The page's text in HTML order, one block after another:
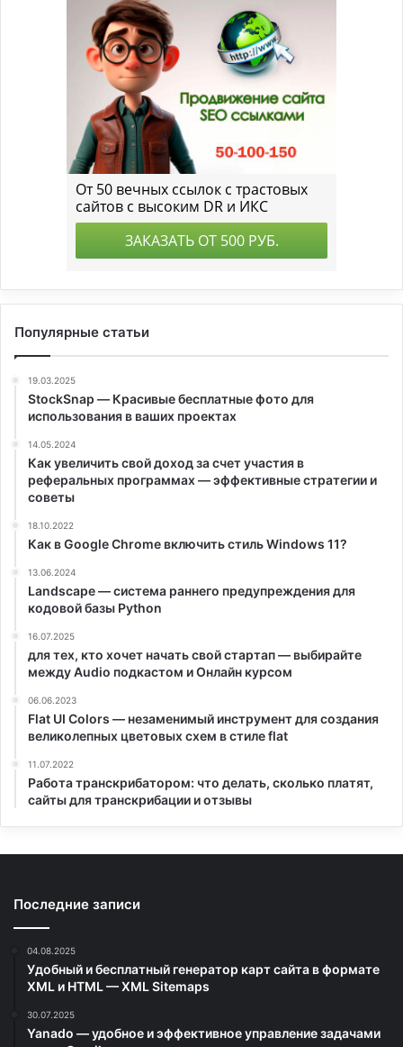
Популярные статьи
19.03.2025
StockSnap — Красивые бесплатные фото для
использования в ваших проектах
14.05.2024
Как увеличить свой доход за счет участия в
реферальных программах — эффективные стратегии и
советы
18.10.2022
Как в Google Chrome включить стиль Windows 11?
13.06.2024
Landscape — система раннего предупреждения для
кодовой базы Python
16.07.2025
для тех, кто хочет начать свой стартап — выбирайте
между Audio подкастом и Онлайн курсом
06.06.2023
Flat UI Colors — незаменимый инструмент для создания
великолепных цветовых схем в стиле flat
11.07.2022
Работа транскрибатором: что делать, сколько платят,
сайты для транскрибации и отзывы
Последние записи
04.08.2025
Удобный и бесплатный генератор карт сайта в формате
XML и HTML — XML Sitemaps
30.07.2025
Yanado — удобное и эффективное управление задачами